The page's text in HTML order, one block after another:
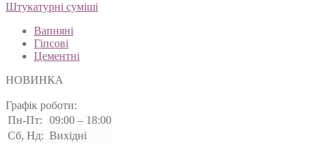
Штукатурні суміші
Вапняні
Гіпсові
Цементні
НОВИНКА
Графік роботи:
Пн-Пт:
09:00 – 18:00
Сб, Нд: Вихідні